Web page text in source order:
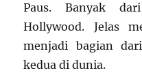
Paus. Banyak
Hollywood. Jelas
menjadi bagian
kedua di dunia.